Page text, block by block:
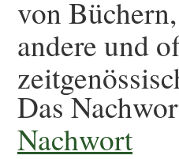
von
andere und
Das
Nachwort